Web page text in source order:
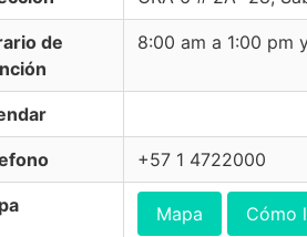
de
8:00 am a 1:00 pm
+57 1 4722000
Mapa Cómo